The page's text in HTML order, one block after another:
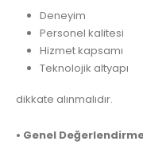
Deneyim
Personel kalitesi
Hizmet kapsamı
Teknolojik altyapı
dikkate alınmalıdır.
• Genel